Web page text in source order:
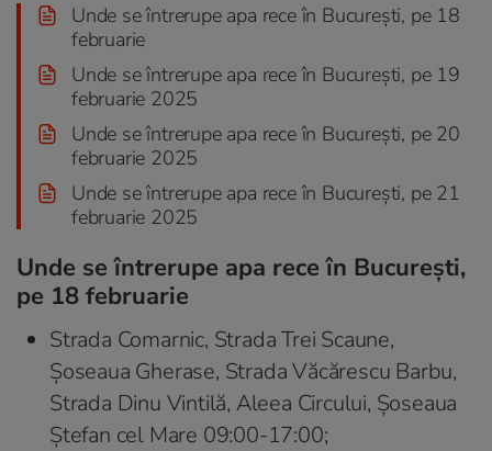
Unde se întrerupe apa rece în București, pe 18
februarie
Unde se întrerupe apa rece în București, pe 19
februarie 2025
Unde se întrerupe apa rece în București, pe 20
februarie 2025
Unde se întrerupe apa rece în București, pe 21
februarie 2025
Unde se întrerupe apa rece în București,
pe 18 februarie
Strada Comarnic, Strada Trei Scaune,
Șoseaua Gherase, Strada Văcărescu Barbu,
Strada Dinu Vintilă, Aleea Circului, Șoseaua
Ștefan cel Mare 09:00-17:00;